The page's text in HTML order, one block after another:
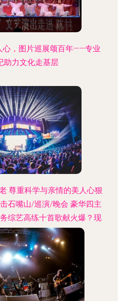
心，图片巡展颂百年——专业
助力文化走基层
尊重科学与亲情的美人心狠
石嘴山/巡演/晚会 豪华四主
综艺高练十首歌献火爆？现
武表演明称赞真的辣语音乐
撕口），才释放父女激情突
影像·让经典暗默呈现跨越时
·不只是歌「中国硬核 重生
乐」8**